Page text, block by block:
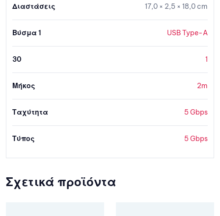
Διαστάσεις 17,0 × 2,5 × 18,0 cm
Βύσμα 1 USB Type-A
30 1
Μήκος 2m
Ταχύτητα 5 Gbps
Τύπος 5 Gbps
Σχετικά προϊόντα